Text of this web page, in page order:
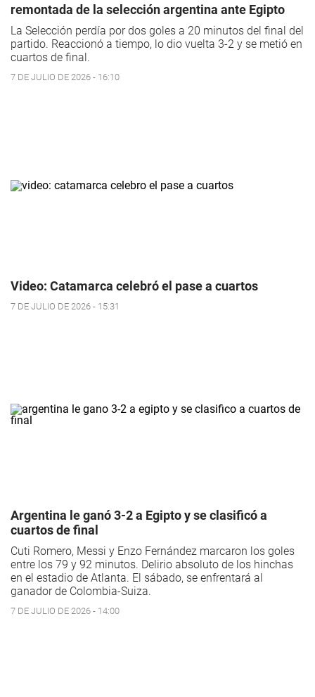
remontada de la selección argentina ante Egipto
La Selección perdía por dos goles a 20 minutos del final del
partido. Reaccionó a tiempo, lo dio vuelta 3-2 y se metió en
cuartos de final.
7 DE JULIO DE 2026 - 16:10
Video: Catamarca celebró el pase a cuartos
7 DE JULIO DE 2026 - 15:31
Argentina le ganó 3-2 a Egipto y se clasificó a
cuartos de final
Cuti Romero, Messi y Enzo Fernández marcaron los goles
entre los 79 y 92 minutos. Delirio absoluto de los hinchas
en el estadio de Atlanta. El sábado, se enfrentará al
ganador de Colombia-Suiza.
7 DE JULIO DE 2026 - 14:00